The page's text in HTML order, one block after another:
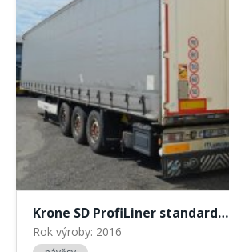
Krone SD ProfiLiner standard…
Rok výroby: 2016